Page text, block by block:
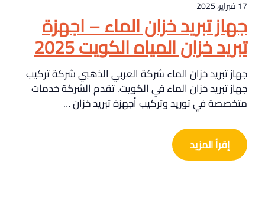
17 فبراير، 2025
جهاز تبريد خزان الماء – اجهزة
تبريد خزان المياه الكويت 2025
جهاز تبريد خزان الماء شركة العربي الذهبي شركة تركيب
جهاز تبريد خزان الماء في الكويت. تقدم الشركة خدمات
متخصصة في توريد وتركيب أجهزة تبريد خزان …
إقرأ المزيد